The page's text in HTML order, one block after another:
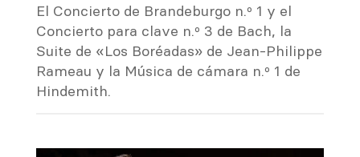
El Concierto de Brandeburgo n.º 1 y el
Concierto para clave n.º 3 de Bach, la
Suite de «Los Boréadas» de Jean-Philippe
Rameau y la Música de cámara n.º 1 de
Hindemith.